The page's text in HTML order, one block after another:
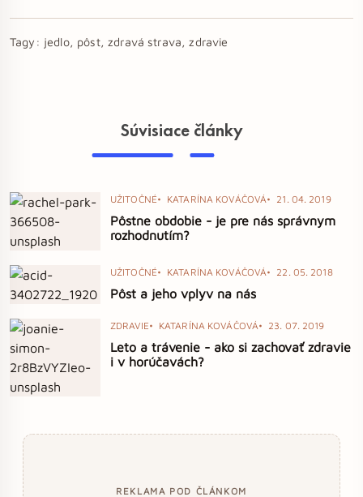
Tagy: jedlo, pôst, zdravá strava, zdravie
Súvisiace články
UŽITOČNÉ KATARÍNA KOVÁČOVÁ 21. 04. 2019
Pôstne obdobie - je pre nás správnym
rozhodnutím?
UŽITOČNÉ KATARÍNA KOVÁČOVÁ 22. 05. 2018
Pôst a jeho vplyv na nás
ZDRAVIE KATARÍNA KOVÁČOVÁ 23. 07. 2019
Leto a trávenie - ako si zachovať zdravie
i v horúčavách?
REKLAMA POD ČLÁNKOM